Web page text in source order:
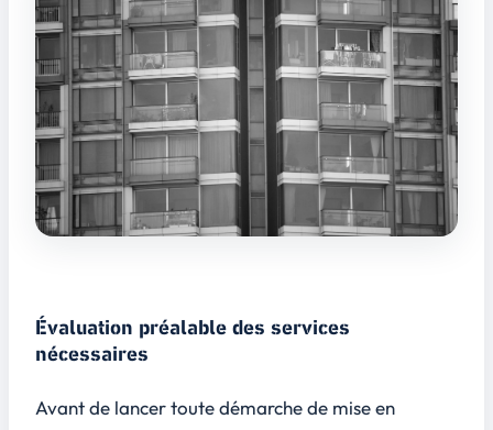
Évaluation préalable des services
nécessaires
Avant de lancer toute démarche de mise en